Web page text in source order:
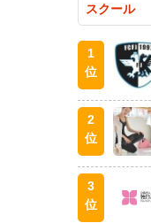
スクール
1
位
2
位
3
位